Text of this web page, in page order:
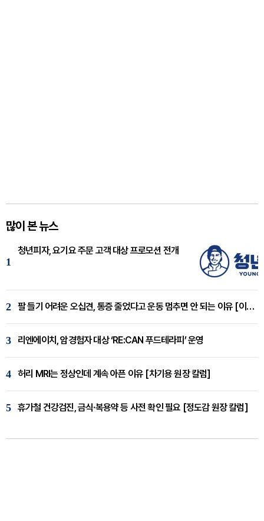
많이 본 뉴스
1
청년피자, 요기요 주문 고객 대상 프로모션 전개
2 팔 들기 어려운 오십견, 통증 줄었다고 운동 멈추면 안 되는 이유 [이병욱 원장 칼럼]
3 리엔에이치, 암경험자 대상 ‘RE:CAN 푸드테라피’ 운영
4 허리 MRI는 정상인데 계속 아픈 이유 [차기용 원장 칼럼]
5 휴가철 건강검진, 금식·복용약 등 사전 확인 필요 [정도감 원장 칼럼]